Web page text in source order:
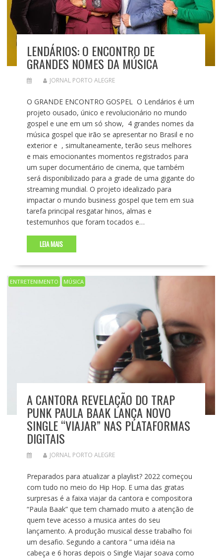
LENDÁRIOS: O ENCONTRO DE
GRANDES NOMES DA MÚSICA
JORNAL PORTO ALEGRE
O GRANDE ENCONTRO GOSPEL O Lendários é um
projeto ousado, único e revolucionário no mundo
gospel e une em um só show, 4 grandes nomes da
música gospel que irão se apresentar no Brasil e no
exterior e , simultaneamente, terão seus melhores
e mais emocionantes momentos registrados para
um super documentário de cinema, que também
será disponibilizado para a grade de uma gigante do
streaming mundial. O projeto idealizado para
impactar o mundo business gospel que tem em sua
tarefa principal resgatar hinos, almas e
testemunhos que foram tocados e…
LEIA MAIS
ENTRETENIMENTO MÚSICA
A CANTORA REVELAÇÃO DO TRAP
PUNK PAULA BAAK LANÇA NOVO
SINGLE “VIAJAR” NAS PLATAFORMAS
DIGITAIS
JORNAL PORTO ALEGRE
Preparados para atualizar a playlist? 2022 começou
com tudo no meio do Hip Hop. E uma das gratas
surpresas é a faixa viajar da cantora e compositora
“Paula Baak” que tem chamado muito a atenção de
quem teve acesso a musica antes do seu
lançamento. A produção musical desse trabalho foi
um desafio. Segundo a cantora ” uma idéia na
cabeça e 6 horas depois o Single Viajar soava como